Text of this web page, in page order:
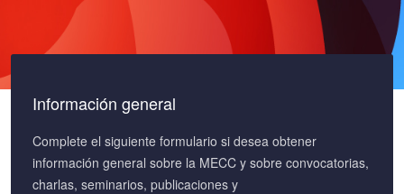
Información general
Complete el siguiente formulario si desea obtener
información general sobre la MECC y sobre convocatorias,
charlas, seminarios, publicaciones y